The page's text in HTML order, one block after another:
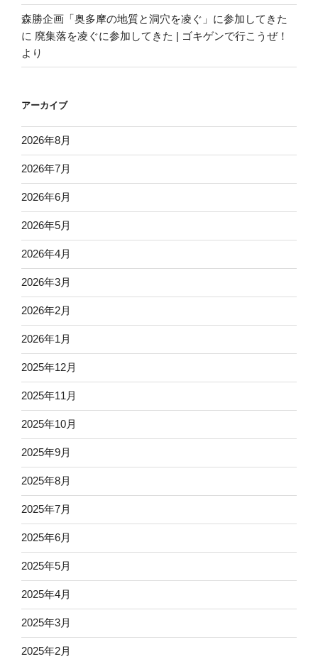
森勝企画「奥多摩の地質と洞穴を凌ぐ」に参加してきた
に 廃集落を凌ぐに参加してきた | ゴキゲンで行こうぜ！
より
アーカイブ
2026年8月
2026年7月
2026年6月
2026年5月
2026年4月
2026年3月
2026年2月
2026年1月
2025年12月
2025年11月
2025年10月
2025年9月
2025年8月
2025年7月
2025年6月
2025年5月
2025年4月
2025年3月
2025年2月